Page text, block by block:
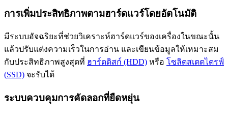
การเพิ่มประสิทธิภาพตามฮาร์ดแวร์โดยอัตโนมัติ
มีระบบอัจฉริยะที่ช่วยวิเคราะห์ฮาร์ดแวร์ของเครื่องในขณะนั้น
แล้วปรับแต่งความเร็วในการอ่าน และเขียนข้อมูลให้เหมาะสม
กับประสิทธิภาพสูงสุดที่ ฮาร์ดดิสก์ (HDD) หรือ โซลิดสเตตไดรฟ์
(SSD) จะรับได้
ระบบควบคุมการคัดลอกที่ยืดหยุ่น